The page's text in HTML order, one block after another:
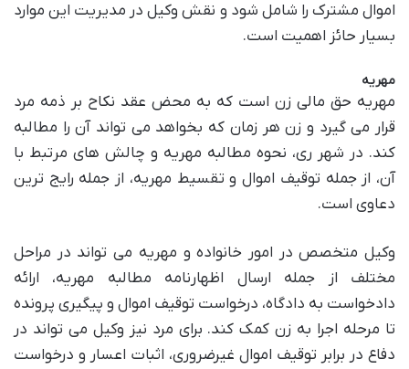
اموال مشترک را شامل شود و نقش وکیل در مدیریت این موارد
بسیار حائز اهمیت است.
مهریه
مهریه حق مالی زن است که به محض عقد نکاح بر ذمه مرد
قرار می گیرد و زن هر زمان که بخواهد می تواند آن را مطالبه
کند. در شهر ری، نحوه مطالبه مهریه و چالش های مرتبط با
آن، از جمله توقیف اموال و تقسیط مهریه، از جمله رایج ترین
دعاوی است.
وکیل متخصص در امور خانواده و مهریه می تواند در مراحل
مختلف از جمله ارسال اظهارنامه مطالبه مهریه، ارائه
دادخواست به دادگاه، درخواست توقیف اموال و پیگیری پرونده
تا مرحله اجرا به زن کمک کند. برای مرد نیز وکیل می تواند در
دفاع در برابر توقیف اموال غیرضروری، اثبات اعسار و درخواست